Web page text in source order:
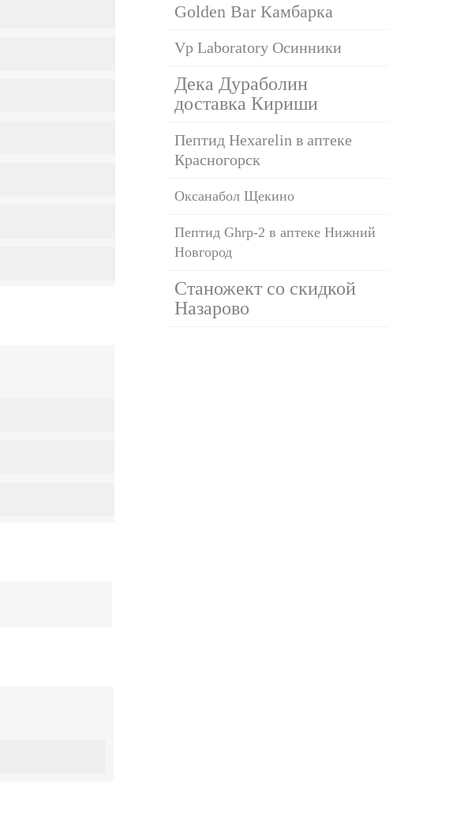
Golden Bar Камбарка
Vp Laboratory Осинники
Дека Дураболин
доставка Кириши
Пептид Hexarelin в аптеке
Красногорск
Оксанабол Щекино
Пептид Ghrp-2 в аптеке Нижний
Новгород
Станожект со скидкой
Назарово